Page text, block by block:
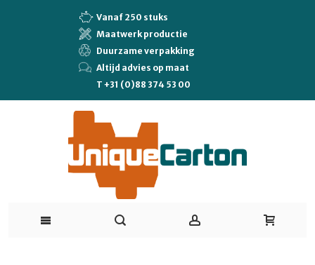
Vanaf 250 stuks
Maatwerk productie
Duurzame verpakking
Altijd advies op maat
T +31 (0)88 374 53 00